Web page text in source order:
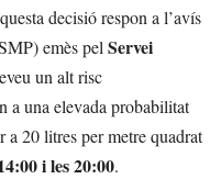
decisió respon a l’avís
emès pel Servei
un alt risc
a una elevada probabilitat
a 20 litres per metre quadrat
i les 20:00.